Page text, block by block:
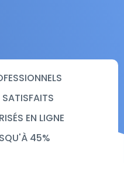
EN LIGNE
45%